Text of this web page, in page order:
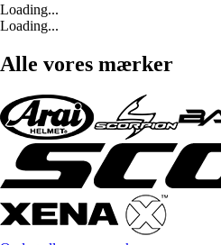
Loading...
Loading...
Alle vores mærker